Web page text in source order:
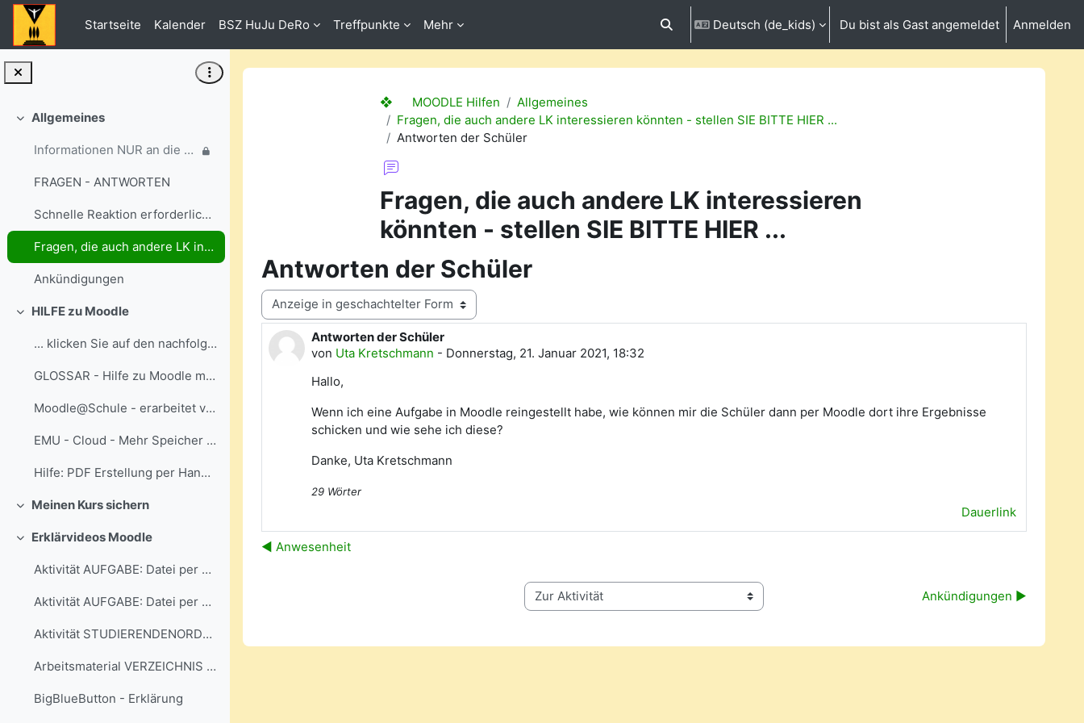
Zum Hauptinhalt
Startseite
Kalender BSZ HuJu DeRo Treffpunkte Mehr Sucheingabe umschalten
Deutsch ‎(de_kids)‎ Du bist als Gast angemeldet Anmelden
Einklappen
Allgemeines
Informationen NUR an die ausgewählten Gruppen
FRAGEN - ANTWORTEN
Schnelle Reaktion erforderlich? Dann nutzen Sie bi...
Fragen, die auch andere LK interessieren könnten - stellen SIE BITTE HIER ...
Ankündigungen
Einklappen
HILFE zu Moodle
... klicken Sie auf den nachfolgenden Link:
GLOSSAR - Hilfe zu Moodle mit Suchfunktion...
Moodle@Schule - erarbeitet von Jörg Bernstein - Kursaktivitäten mit Beispielen
EMU - Cloud - Mehr Speicher gefällig?
Hilfe: PDF Erstellung per Handy + Dateiabgabe bei Aktivität "Aufgabe"
Einklappen
Meinen Kurs sichern
Einklappen
Erklärvideos Moodle
Aktivität AUFGABE: Datei per Handy abgeben
Aktivität AUFGABE: Datei per PC / Mac abgeben
Aktivität STUDIERENDENORDNER - Dateispeicher im Kurs
Arbeitsmaterial VERZEICHNIS nutzen
BigBlueButton - Erklärung
❖ MOODLE Hilfen
Allgemeines
Fragen, die auch andere LK interessieren könnten - stellen SIE BITTE HIER ...
Antworten der Schüler
Fragen, die auch andere LK interessieren
könnten - stellen SIE BITTE HIER ...
Antworten der Schüler
Anzeigemodus
Antworten der Schüler
von Uta Kretschmann - Donnerstag, 21. Januar 2021, 18:32
Anzahl Antworten: 0
Hallo,
Wenn ich eine Aufgabe in Moodle reingestellt habe, wie können mir die Schüler dann per Moodle dort ihre Ergebnisse
schicken und wie sehe ich diese?
Danke, Uta Kretschmann
29 Wörter
Dauerlink
◀︎ Anwesenheit
Zur Aktivität Ankündigungen ▶︎